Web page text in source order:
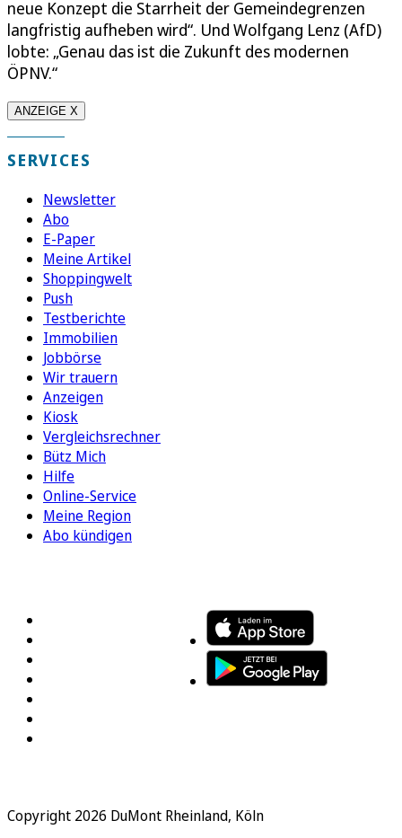
neue Konzept die Starrheit der Gemeindegrenzen
langfristig aufheben wird“. Und Wolfgang Lenz (AfD)
lobte: „Genau das ist die Zukunft des modernen
ÖPNV.“
ANZEIGE X
SERVICES
Newsletter
Abo
E-Paper
Meine Artikel
Shoppingwelt
Push
Testberichte
Immobilien
Jobbörse
Wir trauern
Anzeigen
Kiosk
Vergleichsrechner
Bütz Mich
Hilfe
Online-Service
Meine Region
Abo kündigen
Copyright 2026 DuMont Rheinland, Köln